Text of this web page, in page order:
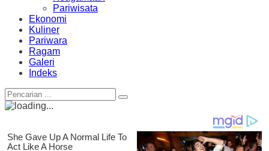
Pariwisata
Ekonomi
Kuliner
Pariwara
Ragam
Galeri
Indeks